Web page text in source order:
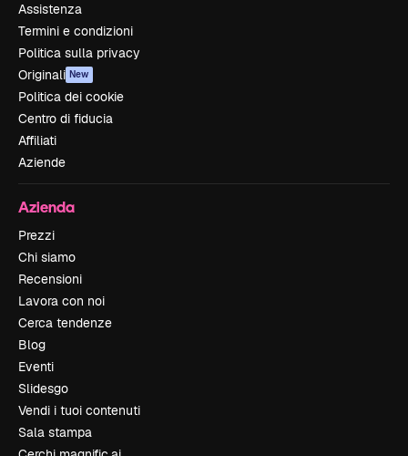
Assistenza
Termini e condizioni
Politica sulla privacy
Originali New
Politica dei cookie
Centro di fiducia
Affiliati
Aziende
Azienda
Prezzi
Chi siamo
Recensioni
Lavora con noi
Cerca tendenze
Blog
Eventi
Slidesgo
Vendi i tuoi contenuti
Sala stampa